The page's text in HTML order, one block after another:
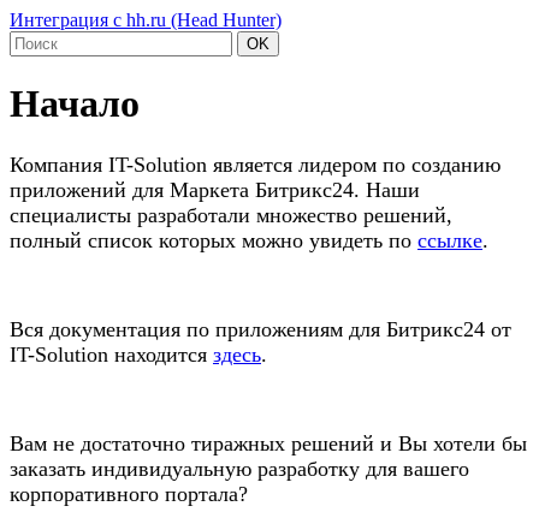
Интеграция с hh.ru (Head Hunter)
OK
Начало
Компания IT-Solution является лидером по созданию
приложений для Маркета Битрикс24. Наши
специалисты разработали множество решений,
полный список которых можно увидеть по ссылке.
Вся документация по приложениям для Битрикс24 от
IT-Solution находится здесь.
Вам не достаточно тиражных решений и Вы хотели бы
заказать индивидуальную разработку для вашего
корпоративного портала?